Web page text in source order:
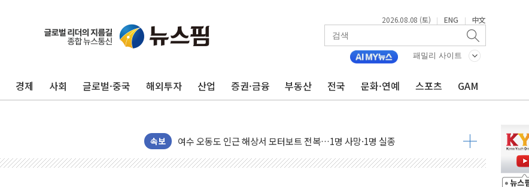
2026.08.08 (토) | ENG | 中文
패밀리 사이트
경제 사회 글로벌·중국 해외투자 산업 증권·금융 부동산 전국 문화·연예 스포츠 GAM
속보
美, 이란전 출구전략 만지작…공습 한계·탄약 부족 현실화
강릉·동해·삼척 시간당 최대 50㎜ 폭우…강원 동해안 강한 비 어어져
서울 중랑구 주택가서 흉기 난동…60대 남성 2명 숨져
李대통령 "결혼 때문에 손해 보는 일 없게"…'결혼 페널티' 22개 과제 손본다
추미애, '위안부' 피해자 기림의 날 참석..."국제적 시민 연대로 목소리 내야"
인천 선재도 갯벌서 해루질 중 실종 60대 나흘만에 숨진 채 발견